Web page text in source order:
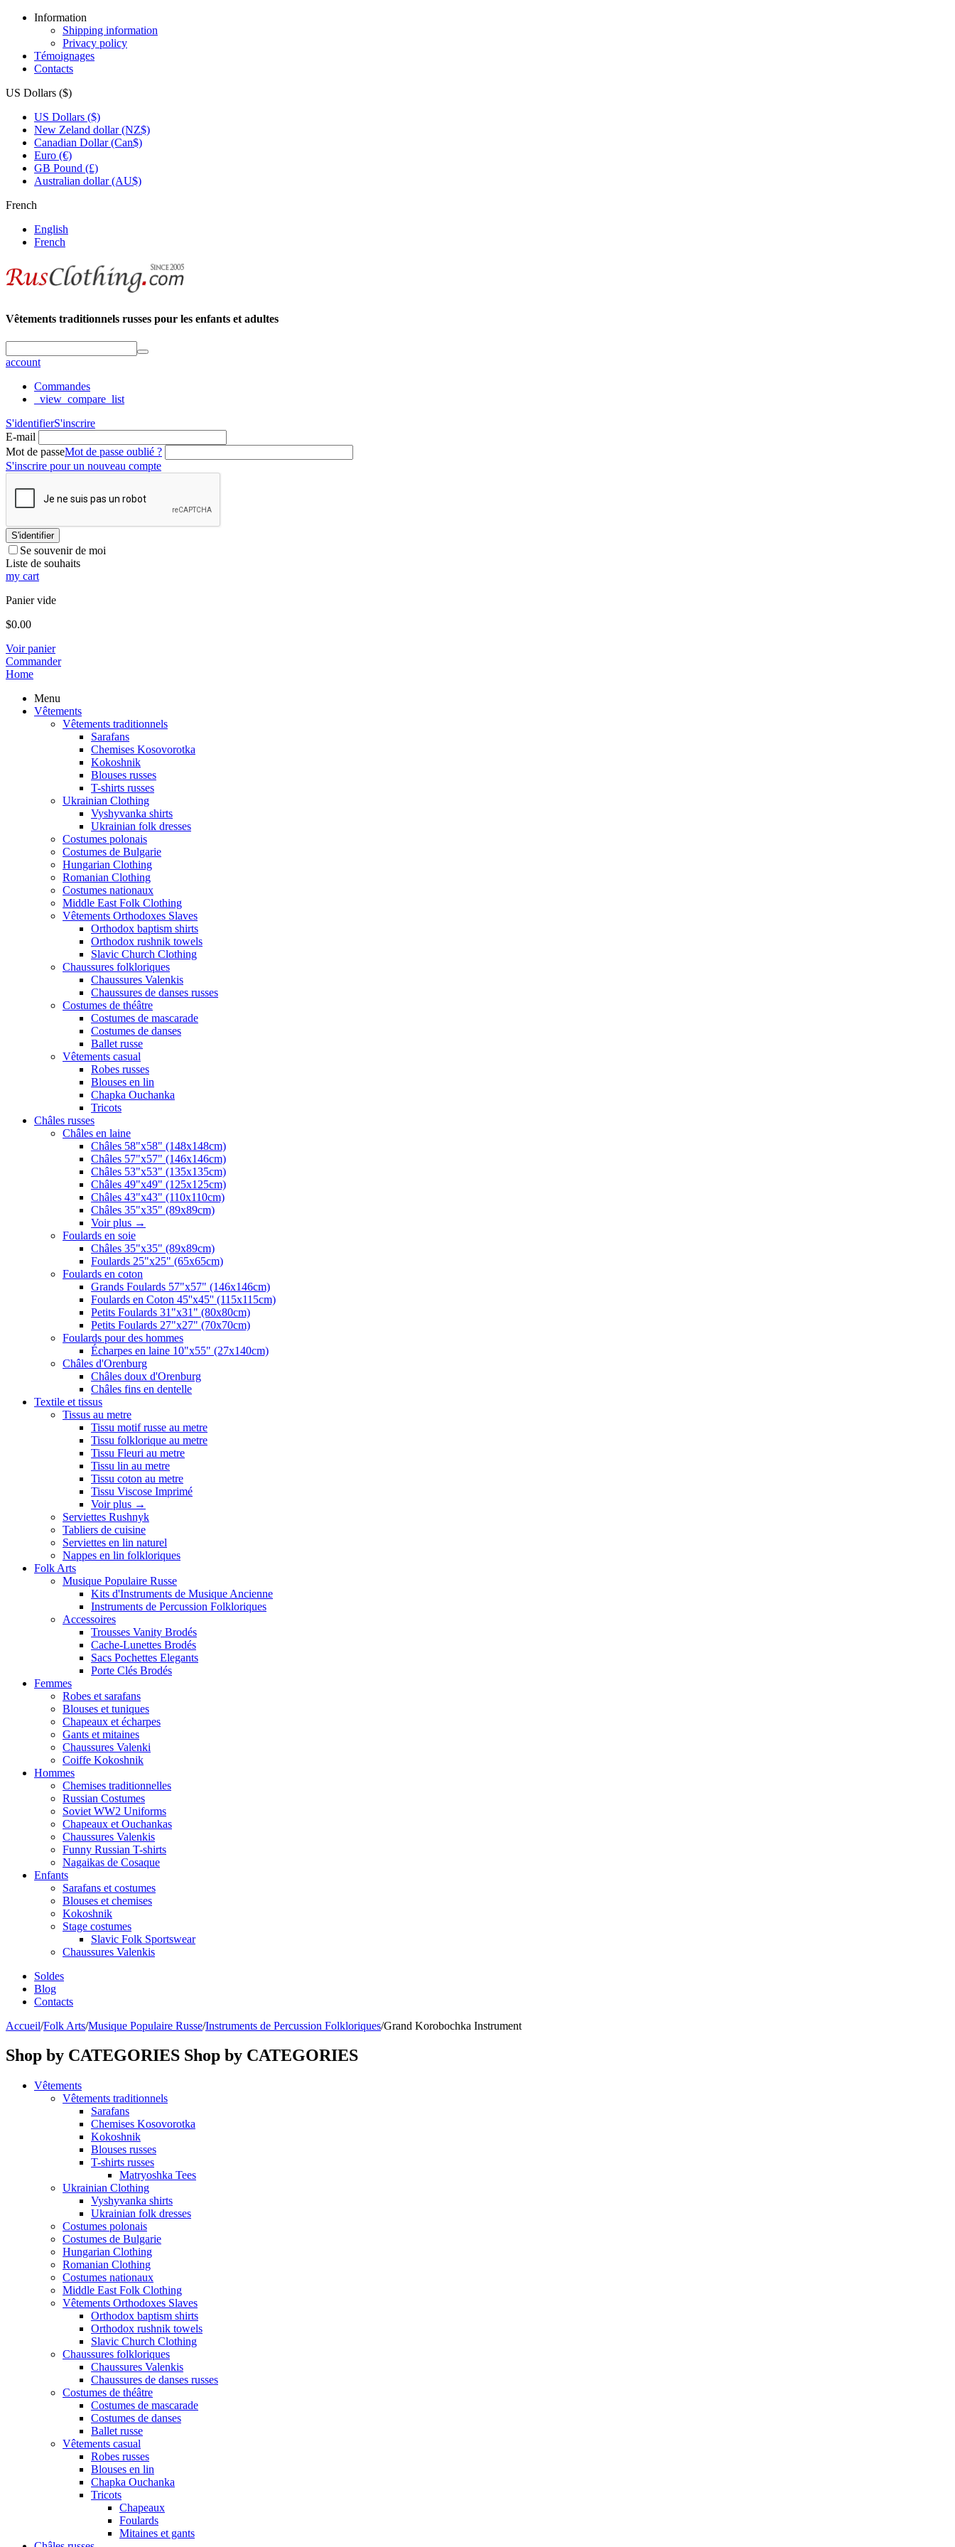
Information
Shipping information
Privacy policy
Témoignages
Contacts
US Dollars ($)
US Dollars ($)
New Zeland dollar (NZ$)
Canadian Dollar (Can$)
Euro (€)
GB Pound (£)
Australian dollar (AU$)
French
English
French
Vêtements traditionnels russes pour les enfants et adultes
account
Commandes
_view_compare_list
S'identifierS'inscrire
E-mail
Mot de passeMot de passe oublié ?
S'inscrire pour un nouveau compte
S'identifier
Se souvenir de moi
Liste de souhaits
my cart
Panier vide
$0.00
Voir panier
Commander
Home
Menu
Vêtements
Vêtements traditionnels
Sarafans
Chemises Kosovorotka
Kokoshnik
Blouses russes
T-shirts russes
Ukrainian Clothing
Vyshyvanka shirts
Ukrainian folk dresses
Costumes polonais
Costumes de Bulgarie
Hungarian Clothing
Romanian Clothing
Costumes nationaux
Middle East Folk Clothing
Vêtements Orthodoxes Slaves
Orthodox baptism shirts
Orthodox rushnik towels
Slavic Church Clothing
Chaussures folkloriques
Chaussures Valenkis
Chaussures de danses russes
Costumes de théâtre
Costumes de mascarade
Costumes de danses
Ballet russe
Vêtements casual
Robes russes
Blouses en lin
Chapka Ouchanka
Tricots
Châles russes
Châles en laine
Châles 58"x58" (148x148cm)
Châles 57"x57" (146x146cm)
Châles 53"x53" (135x135cm)
Châles 49"x49" (125x125cm)
Châles 43"x43" (110x110cm)
Châles 35"x35" (89x89cm)
Voir plus →
Foulards en soie
Châles 35"x35" (89x89cm)
Foulards 25"x25" (65x65cm)
Foulards en coton
Grands Foulards 57"x57" (146x146cm)
Foulards en Coton 45''x45'' (115x115cm)
Petits Foulards 31"x31" (80x80cm)
Petits Foulards 27"x27" (70x70cm)
Foulards pour des hommes
Écharpes en laine 10"x55" (27x140cm)
Châles d'Orenburg
Châles doux d'Orenburg
Châles fins en dentelle
Textile et tissus
Tissus au metre
Tissu motif russe au metre
Tissu folklorique au metre
Tissu Fleuri au metre
Tissu lin au metre
Tissu coton au metre
Tissu Viscose Imprimé
Voir plus →
Serviettes Rushnyk
Tabliers de cuisine
Serviettes en lin naturel
Nappes en lin folkloriques
Folk Arts
Musique Populaire Russe
Kits d'Instruments de Musique Ancienne
Instruments de Percussion Folkloriques
Accessoires
Trousses Vanity Brodés
Cache-Lunettes Brodés
Sacs Pochettes Elegants
Porte Clés Brodés
Femmes
Robes et sarafans
Blouses et tuniques
Chapeaux et écharpes
Gants et mitaines
Chaussures Valenki
Coiffe Kokoshnik
Hommes
Chemises traditionnelles
Russian Costumes
Soviet WW2 Uniforms
Chapeaux et Ouchankas
Chaussures Valenkis
Funny Russian T-shirts
Nagaikas de Cosaque
Enfants
Sarafans et costumes
Blouses et chemises
Kokoshnik
Stage costumes
Slavic Folk Sportswear
Chaussures Valenkis
Soldes
Blog
Contacts
Accueil/Folk Arts/Musique Populaire Russe/Instruments de Percussion Folkloriques/Grand Korobochka Instrument
Shop by CATEGORIES Shop by CATEGORIES
Vêtements
Vêtements traditionnels
Sarafans
Chemises Kosovorotka
Kokoshnik
Blouses russes
T-shirts russes
Matryoshka Tees
Ukrainian Clothing
Vyshyvanka shirts
Ukrainian folk dresses
Costumes polonais
Costumes de Bulgarie
Hungarian Clothing
Romanian Clothing
Costumes nationaux
Middle East Folk Clothing
Vêtements Orthodoxes Slaves
Orthodox baptism shirts
Orthodox rushnik towels
Slavic Church Clothing
Chaussures folkloriques
Chaussures Valenkis
Chaussures de danses russes
Costumes de théâtre
Costumes de mascarade
Costumes de danses
Ballet russe
Vêtements casual
Robes russes
Blouses en lin
Chapka Ouchanka
Tricots
Chapeaux
Foulards
Mitaines et gants